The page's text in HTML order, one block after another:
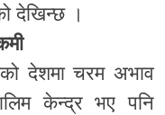
देखिन्छ ।
देशमा चरम अभाव
केन्द्र भए पनि